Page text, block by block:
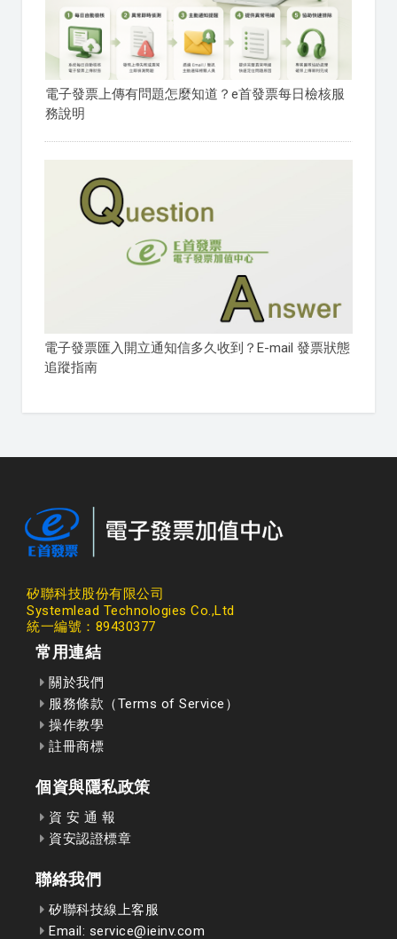
電子發票上傳有問題怎麼知道？e首發票每日檢核服
務說明
電子發票匯入開立通知信多久收到？E-mail 發票狀態
追蹤指南
矽聯科技股份有限公司
Systemlead Technologies Co.,Ltd
統一編號：89430377
常用連結
關於我們
服務條款（Terms of Service）
操作教學
註冊商標
個資與隱私政策
資 安 通 報
資安認證標章
聯絡我們
矽聯科技線上客服
Email: service@ieinv.com